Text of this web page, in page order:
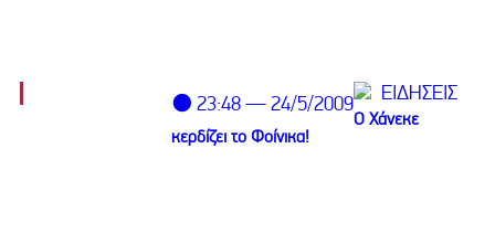
ΕΙΔΗΣΕΙΣ
⚫ 23:48 — 24/5/2009
Ο Χάνεκε
κερδίζει το Φοίνικα!